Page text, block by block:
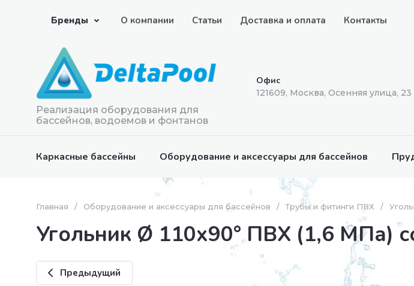
Бренды О компании Статьи Доставка и оплата Контакты
Реализация оборудования для
бассейнов, водоемов и фонтанов
Офис
121609, Москва, Осенняя улица, 23
Каркасные бассейны Оборудование и аксессуары для бассейнов
Главная / Оборудование и аксессуары для бассейнов / Трубы и фитинги ПВХ /
Угольник Ø 110х90° ПВХ (1,6 МПа)
Предыдущий